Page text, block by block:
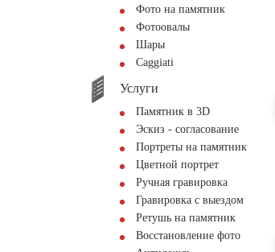
Фото на памятник
Фотоовалы
Шары
Сaggiati
Услуги
Памятник в 3D
Эскиз - согласование
Портреты на памятник
Цветной портрет
Ручная гравировка
Гравировка с выездом
Ретушь на памятник
Восстановление фото